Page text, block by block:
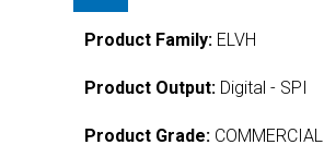
Product Family: ELVH
Product Output: Digital - SPI
Product Grade: COMMERCIAL